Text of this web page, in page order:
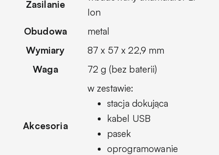
Zasilanie
Ion
Obudowa
metal
Wymiary
87 x 57 x 22,9 mm
Waga
72 g (bez baterii)
Akcesoria
w zestawie:
stacja dokująca
kabel USB
pasek
oprogramowanie